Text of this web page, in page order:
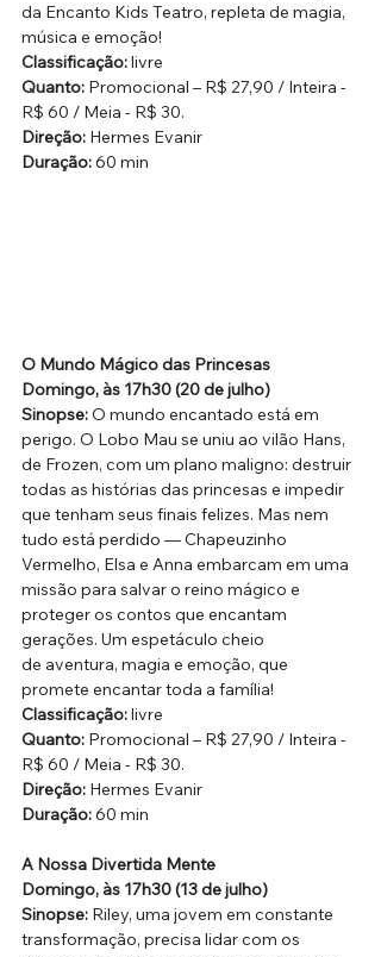
da Encanto Kids Teatro, repleta de magia,
música e emoção!
Classificação: livre
Quanto: Promocional – R$ 27,90 / Inteira -
R$ 60 / Meia - R$ 30.
Direção: Hermes Evanir
Duração: 60 min
O Mundo Mágico das Princesas
Domingo, às 17h30 (20 de julho)
Sinopse: O mundo encantado está em
perigo. O Lobo Mau se uniu ao vilão Hans,
de Frozen, com um plano maligno: destruir
todas as histórias das princesas e impedir
que tenham seus finais felizes. Mas nem
tudo está perdido — Chapeuzinho
Vermelho, Elsa e Anna embarcam em uma
missão para salvar o reino mágico e
proteger os contos que encantam
gerações. Um espetáculo cheio
de aventura, magia e emoção, que
promete encantar toda a família!
Classificação: livre
Quanto: Promocional – R$ 27,90 / Inteira -
R$ 60 / Meia - R$ 30.
Direção: Hermes Evanir
Duração: 60 min
A Nossa Divertida Mente
Domingo, às 17h30 (13 de julho)
Sinopse: Riley, uma jovem em constante
transformação, precisa lidar com os